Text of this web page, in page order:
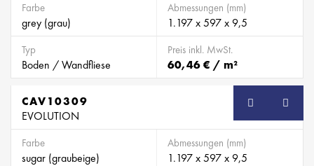
Farbe
grey (grau)
Abmessungen (mm)
1.197 x 597 x 9,5
Typ
Boden / Wandfliese
Preis inkl. MwSt.
60,46 € / m²
CAV10309
EVOLUTION
Farbe
sugar (graubeige)
Abmessungen (mm)
1.197 x 597 x 9,5